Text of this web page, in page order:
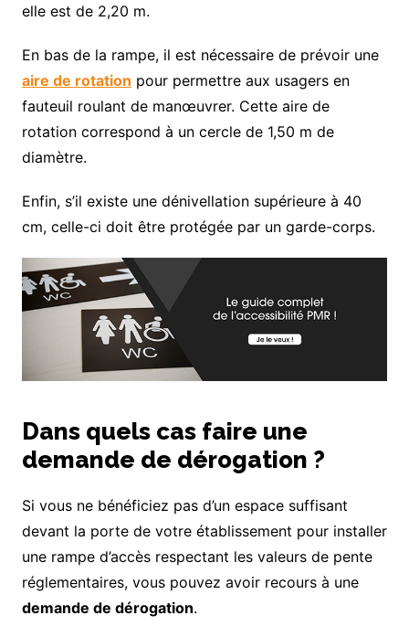
elle est de 2,20 m.
En bas de la rampe, il est nécessaire de prévoir une
aire de rotation pour permettre aux usagers en
fauteuil roulant de manœuvrer. Cette aire de
rotation correspond à un cercle de 1,50 m de
diamètre.
Enfin, s’il existe une dénivellation supérieure à 40
cm, celle-ci doit être protégée par un garde-corps.
Dans quels cas faire une
demande de dérogation ?
Si vous ne bénéficiez pas d’un espace suffisant
devant la porte de votre établissement pour installer
une rampe d’accès respectant les valeurs de pente
réglementaires, vous pouvez avoir recours à une
demande de dérogation.